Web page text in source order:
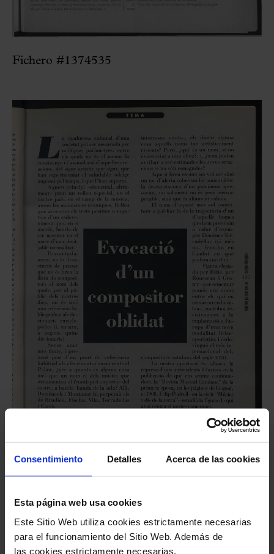
Consentimiento Detalles Acerca de las cookies
Esta página web usa cookies
Este Sitio Web utiliza cookies estrictamente necesarias
para el funcionamiento del Sitio Web. Además de
las cookies estrictamente necesarias,
Fichero #1374535
Fichero #1374513